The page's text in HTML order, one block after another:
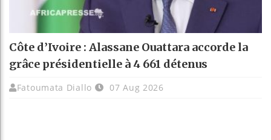
Côte d’Ivoire : Alassane Ouattara accorde la
grâce présidentielle à 4 661 détenus
Fatoumata Diallo 07 Aug 2026